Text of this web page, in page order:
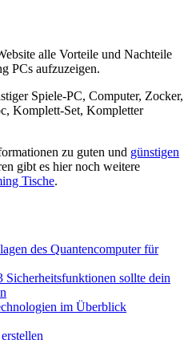
alle Vorteile und Nachteile
PCs aufzuzeigen.
Spiele-PC, Computer, Zocker,
Komplett-Set, Kompletter
zu guten und günstigen
gibt es hier noch weitere
Tische.
des Quantencomputer für
Sicherheitsfunktionen sollte dein
im Überblick